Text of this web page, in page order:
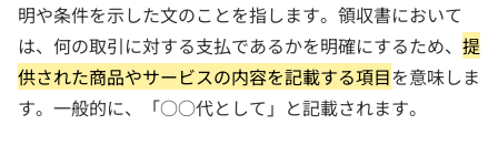
明や条件を示した文のことを指します。領収書において
は、何の取引に対する支払であるかを明確にするため、 提
供された商品やサービスの内容を記載する項目を意味しま
す。一般的に、「○○代として」と記載されます。